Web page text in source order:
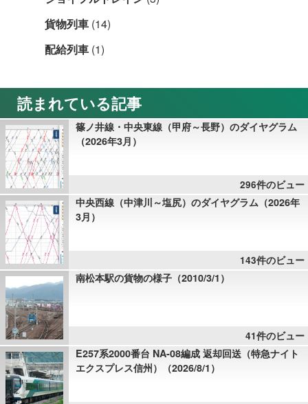
貨物列車 (14)
配給列車 (1)
読まれている記事
篠ノ井線・中央東線（甲府～長野）のダイヤグラム
（2026年3月）
296件のビュー
中央西線（中津川～塩尻）のダイヤグラム（2026年
3月）
143件のビュー
南松本駅の貨物の様子（2010/3/1）
41件のビュー
E257系2000番台 NA-08編成 返却回送（特急ナイト
エクスプレス信州）（2026/8/1）